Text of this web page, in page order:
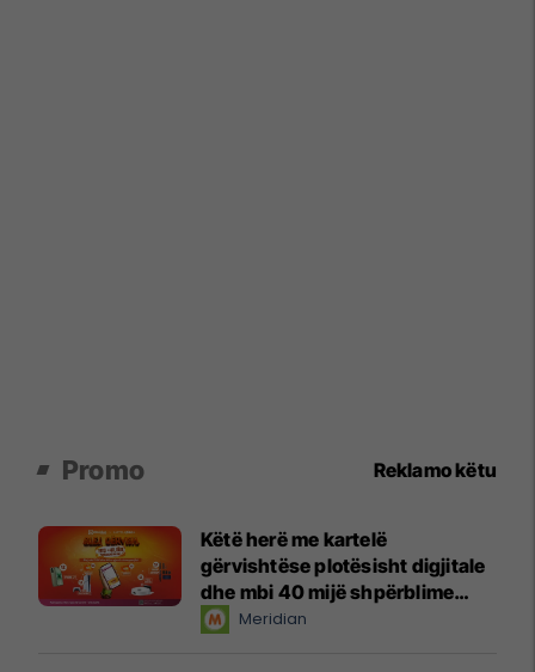
Promo Reklamo këtu
Këtë herë me kartelë
gërvishtëse plotësisht digjitale
dhe mbi 40 mijë shpërblime
instant!Meridian